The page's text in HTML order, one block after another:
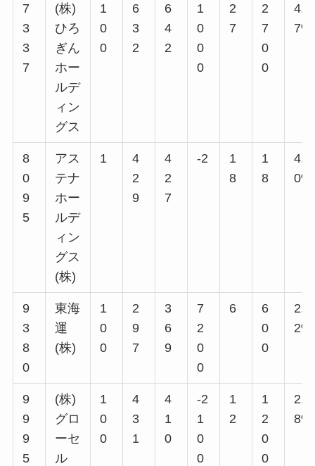
7
3
3
7
(株)
ひろ
ぎん
ホー
ルデ
ィン
グス
1
0
0
6
3
2
6
4
2
1
0
0
0
2
7
2
7
0
0
4.2
7%
8
0
9
5
アス
テナ
ホー
ルデ
ィン
グス
(株)
1
4
2
9
4
2
7
-2
1
8
1
8
4.2
0%
9
3
8
0
東海
運
(株)
1
0
0
2
9
7
3
6
9
7
2
0
0
6
6
0
0
2.0
2%
9
9
9
5
(株)
グロ
ーセ
ル
1
0
0
4
3
1
4
1
0
-2
1
0
0
1
2
1
2
0
0
2.7
8%